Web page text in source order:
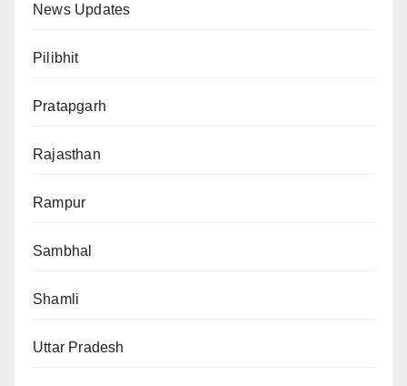
News Updates
Pilibhit
Pratapgarh
Rajasthan
Rampur
Sambhal
Shamli
Uttar Pradesh